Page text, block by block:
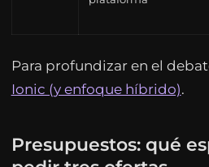
Para profundizar en el
Ionic (y enfoque híbrido).
Presupuestos: qué